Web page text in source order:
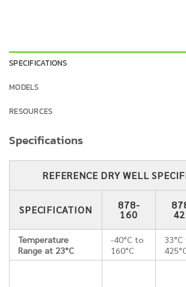
SPECIFICATIONS
MODELS
RESOURCES
Specifications
REFERENCE DRY WELL
SPECIFICATION 878-
160
Temperature
Range at 23°C
-40°C to
160°C